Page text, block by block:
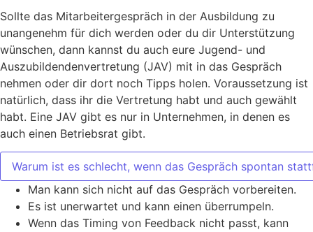
Sollte das Mitarbeitergespräch in der Ausbildung zu
unangenehm für dich werden oder du dir Unterstützung
wünschen, dann kannst du auch eure Jugend- und
Auszubildendenvertretung (JAV) mit in das Gespräch
nehmen oder dir dort noch Tipps holen. Voraussetzung ist
natürlich, dass ihr die Vertretung habt und auch gewählt
habt. Eine JAV gibt es nur in Unternehmen, in denen es
auch einen Betriebsrat gibt.
Warum ist es schlecht, wenn das Gespräch spontan
Man kann sich nicht auf das Gespräch vorbereiten.
Es ist unerwartet und kann einen überrumpeln.
Wenn das Timing von Feedback nicht passt, kann